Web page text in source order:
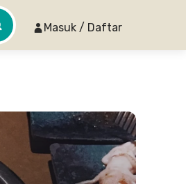
Masuk / Daftar